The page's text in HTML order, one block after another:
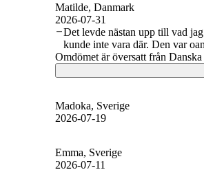
Matilde, Danmark
2026-07-31
Det levde nästan upp till vad
kunde inte vara där. Den var
Omdömet är översatt från
Madoka, Sverige
2026-07-19
Emma, Sverige
2026-07-11